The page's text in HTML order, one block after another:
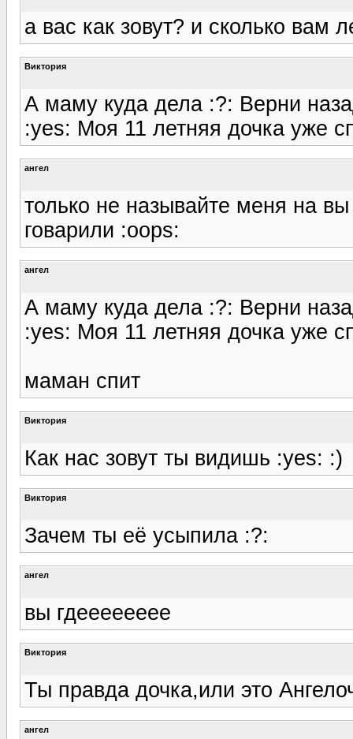
а вас как зовут? и сколько вам
Виктория
А маму куда дела :?: Верни
:yes: Моя 11 летняя дочка уже
ангел
только не называйте меня на
говарили :oops:
ангел
А маму куда дела :?: Верни
:yes: Моя 11 летняя дочка уже
маман спит
Виктория
Как нас зовут ты видишь :yes: :)
Виктория
Зачем ты её усыпила :?:
ангел
вы гдееееееее
Виктория
Ты правда дочка,или это
ангел